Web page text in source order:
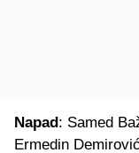
Napad: Samed
Ermedin